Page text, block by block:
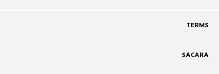
שאלות ותשובות
TERMS
TERMS
מדיניות פרטיות
SACARA
SACARA